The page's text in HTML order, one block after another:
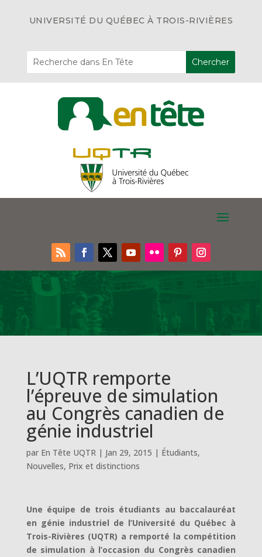
UNIVERSITÉ DU QUÉBEC À TROIS-RIVIÈRES
L’UQTR remporte
l’épreuve de simulation
au Congrès canadien de
génie industriel
par En Tête UQTR| Jan 29, 2015 | Étudiants,
Nouvelles, Prix et distinctions
Une équipe de trois étudiants au baccalauréat
en génie industriel de l’Université du Québec à
Trois-Rivières (UQTR) a remporté la compétition
de simulation à l’occasion du Congrès canadien